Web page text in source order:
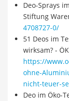
Deo-Sprays
Stiftung
4708727-0/
51 Deos im
wirksam? -
https://
ohne-
nicht-teuer-
Deo im Öko-